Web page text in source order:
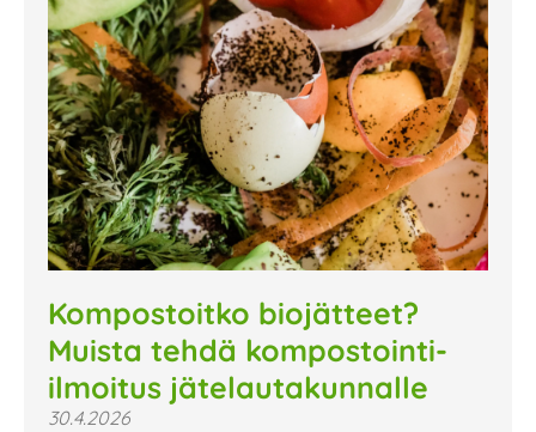
Kompostoitko biojätteet?
Muista tehdä kompostointi-
ilmoitus jätelautakunnalle
30.4.2026